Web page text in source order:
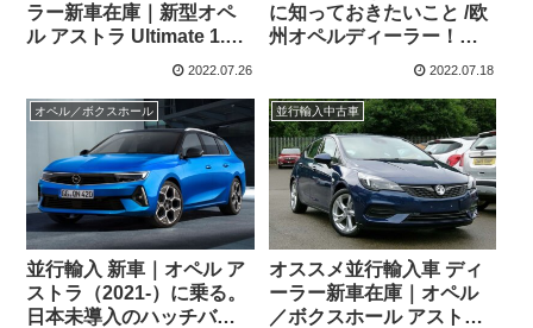
ラー新車在庫｜新型オペ
ル アストラ Ultimate 1.2
Turbo 130PS 8AT 左ハン
2022.07.26
に知っておきたいこと /欧
州オペルディーラー！モ
ッカ&アストラ現車確認！
2022.07.18
オペル／ボクスホール
並行輸入 新車｜オペル ア
ストラ（2021-）に乗る。
日本未導入のハッチバッ
並行輸入中古車
オススメ並行輸入車 ディ
ーラー新車在庫｜オペル
／ボクスホール アストラ